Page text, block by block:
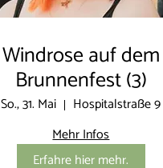
Windrose auf dem
Brunnenfest (3)
So., 31. Mai
Hospitalstraße 9
Mehr Infos
Erfahre hier mehr.